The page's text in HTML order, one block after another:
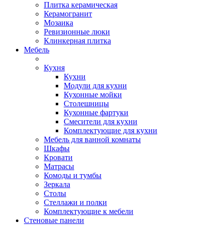
Плитка керамическая
Керамогранит
Мозаика
Ревизионные люки
Клинкерная плитка
Мебель
Кухня
Кухни
Модули для кухни
Кухонные мойки
Столешницы
Кухонные фартуки
Смесители для кухни
Комплектующие для кухни
Мебель для ванной комнаты
Шкафы
Кровати
Матрасы
Комоды и тумбы
Зеркала
Столы
Стеллажи и полки
Комплектующие к мебели
Стеновые панели